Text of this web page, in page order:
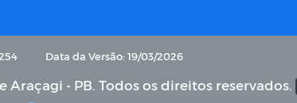
Data da Versão: 19/03/2026
- PB. Todos os direitos reservados.